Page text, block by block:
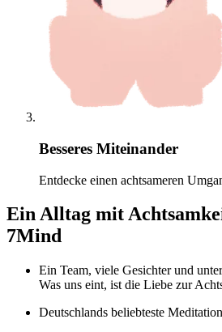
Besseres Miteinander
Entdecke einen achtsameren
Ein Alltag mit
7Mind
Ein Team, viele Gesichter und
Was uns eint, ist die Liebe zur
Deutschlands beliebteste